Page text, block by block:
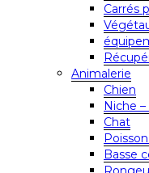
Carrés
Animalerie
Chien
Niche
Chat
Basse